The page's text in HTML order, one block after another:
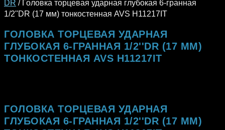
DR / Головка торцевая ударная глубокая 6-гранная
1/2''DR (17 мм) тонкостенная AVS H11217IT
ГОЛОВКА ТОРЦЕВАЯ УДАРНАЯ
ГЛУБОКАЯ 6-ГРАННАЯ 1/2''DR (17 ММ)
ТОНКОСТЕННАЯ AVS H11217IT
ГОЛОВКА ТОРЦЕВАЯ УДАРНАЯ
ГЛУБОКАЯ 6-ГРАННАЯ 1/2''DR (17 ММ)